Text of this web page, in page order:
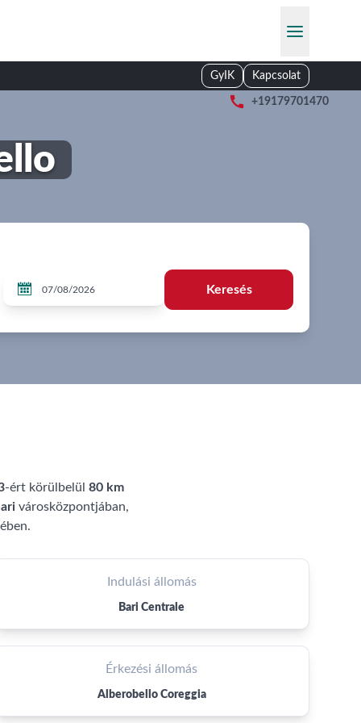
GyIK Kapcsolat
 +19179701470
 Keresés
-ért körülbelül 80 km
városközpontjában,
Indulási állomás
Bari Centrale
Érkezési állomás
Alberobello Coreggia